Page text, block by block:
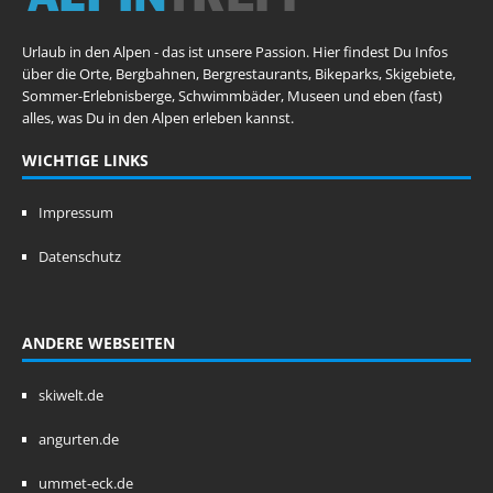
Urlaub in den Alpen - das ist unsere Passion. Hier findest Du Infos
über die Orte, Bergbahnen, Bergrestaurants, Bikeparks, Skigebiete,
Sommer-Erlebnisberge, Schwimmbäder, Museen und eben (fast)
alles, was Du in den Alpen erleben kannst.
WICHTIGE LINKS
Impressum
Datenschutz
ANDERE WEBSEITEN
skiwelt.de
angurten.de
ummet-eck.de